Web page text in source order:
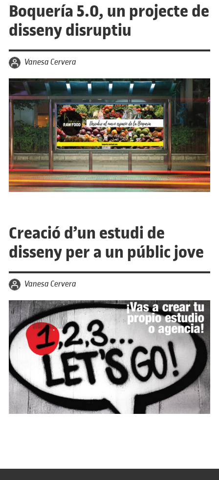
Boquería 5.0, un projecte de
disseny disruptiu
per Vanesa Cervera
Creació d’un estudi de
disseny per a un públic jove
per Vanesa Cervera